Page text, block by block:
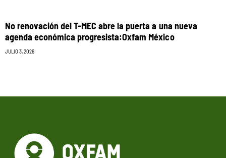
No renovación del T-MEC abre la puerta a una nueva
agenda económica progresista:Oxfam México
JULIO 3, 2026